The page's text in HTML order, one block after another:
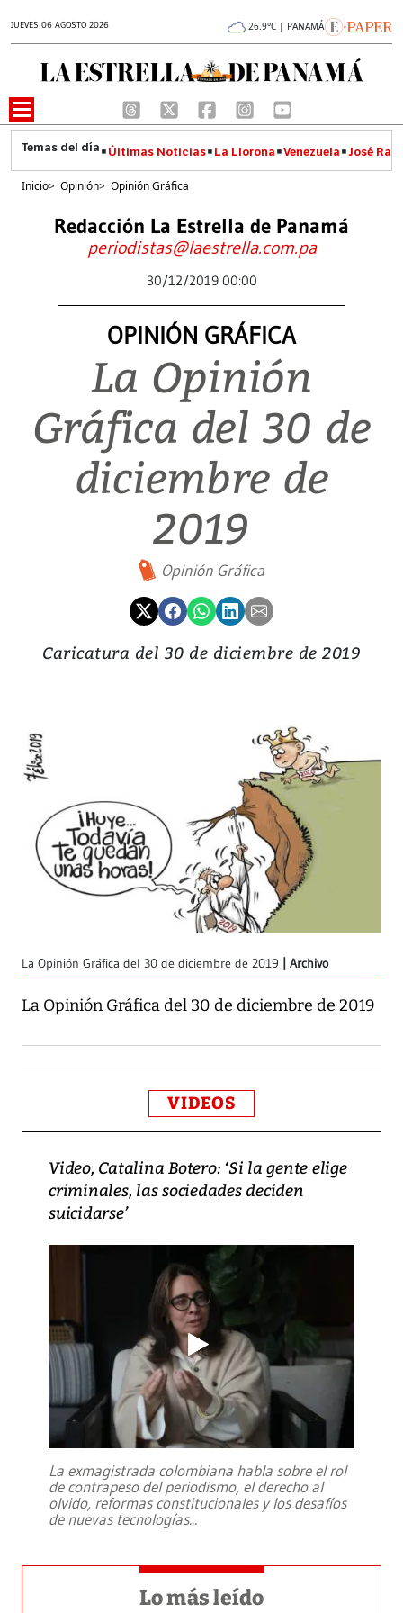
JUEVES 06 AGOSTO 2026 26.9°C | PANAMÁ
Últimas Noticias La Llorona Venezuela José
Inicio> Opinión> Opinión Gráfica
Redacción La Estrella de Panamá
periodistas@laestrella.com.pa
30/12/2019 00:00
OPINIÓN GRÁFICA
La Opinión
Gráfica del 30 de
diciembre de
2019
Opinión Gráfica
Caricatura del 30 de diciembre de 2019
La Opinión Gráfica del 30 de diciembre de 2019 Archivo
La Opinión Gráfica del 30 de diciembre de 2019
VIDEOS
Video, Catalina Botero: ‘Si la gente elige
criminales, las sociedades deciden
suicidarse’
La exmagistrada colombiana habla sobre el rol
de contrapeso del periodismo, el derecho al
olvido, reformas constitucionales y los desafíos
de nuevas tecnologías...
Lo más leído